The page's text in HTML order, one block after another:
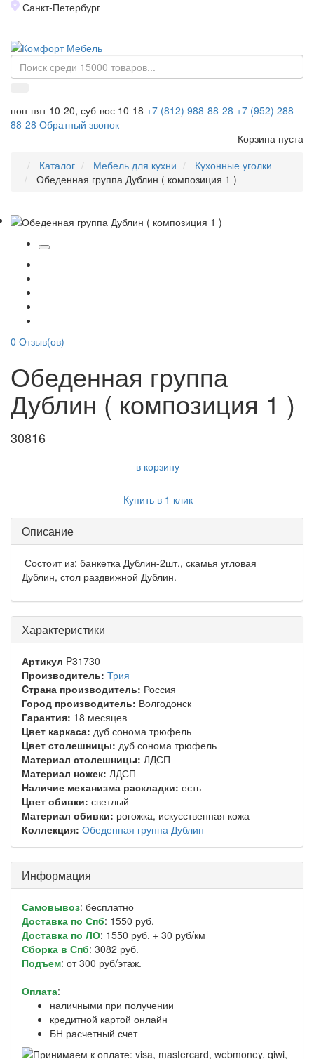
Санкт-Петербург
пон-пят 10-20, суб-вос 10-18 +7 (812) 988-88-28 +7 (952) 288-
88-28 Обратный звонок
Корзина пуста
Каталог
Мебель для кухни
Кухонные уголки
Обеденная группа Дублин ( композиция 1 )
0 Отзыв(ов)
Обеденная группа
Дублин ( композиция 1 )
30816
в корзину
Купить в 1 клик
Описание
Состоит из: банкетка Дублин-2шт., скамья угловая
Дублин, стол раздвижной Дублин.
Характеристики
Артикул P31730
Производитель: Трия
Cтрана производитель: Россия
Город производитель: Волгодонск
Гарантия: 18 месяцев
Цвет каркаса: дуб сонома трюфель
Цвет столешницы: дуб сонома трюфель
Материал столешницы: ЛДСП
Материал ножек: ЛДСП
Наличие механизма раскладки: есть
Цвет обивки: светлый
Материал обивки: рогожка, искусственная кожа
Коллекция: Обеденная группа Дублин
Информация
Самовывоз: бесплатно
Доставка по Спб: 1550 руб.
Доставка по ЛО: 1550 руб. + 30 руб/км
Сборка в Спб: 3082 руб.
Подъем: от 300 руб/этаж.
Оплата:
наличными при получении
кредитной картой онлайн
БН расчетный счет